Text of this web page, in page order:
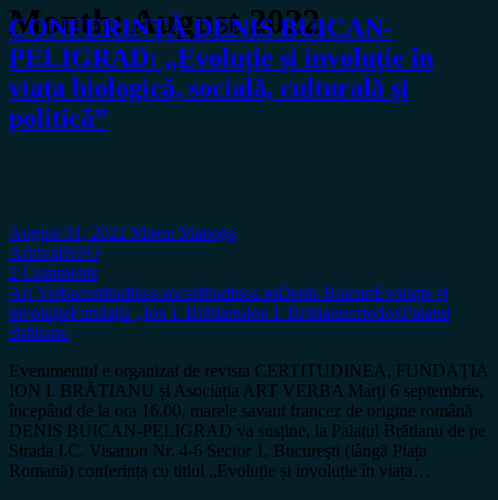
Month:August 2022
CONFERINȚĂ DENIS BUICAN-
PELIGRAD: „Evoluție și involuție în
viața biologică, socială, culturală și
politică”
August 31, 2022 Miron Manega
ArhivaINFO
2 Comments
Art Verbacertitudinea.rocertitudinea.roDenis BuicanEvoluție și
involuțieFundația „Ion I. BrătianuIon I. BrătianuortodoxPalatul
Brătianu
Evenimentul e organizat de revista CERTITUDINEA, FUNDAȚIA
ION I. BRĂTIANU și Asociația ART VERBA Marți 6 septembrie,
începând de la ora 16.00, marele savant francez de origine română
DENIS BUICAN-PELIGRAD va susține, la Palatul Brătianu de pe
Strada I.C. Visarion Nr. 4-6 Sector 1, Bucureşti (lângă Piața
Romană) conferința cu titlul „Evoluție și involuție în viața…